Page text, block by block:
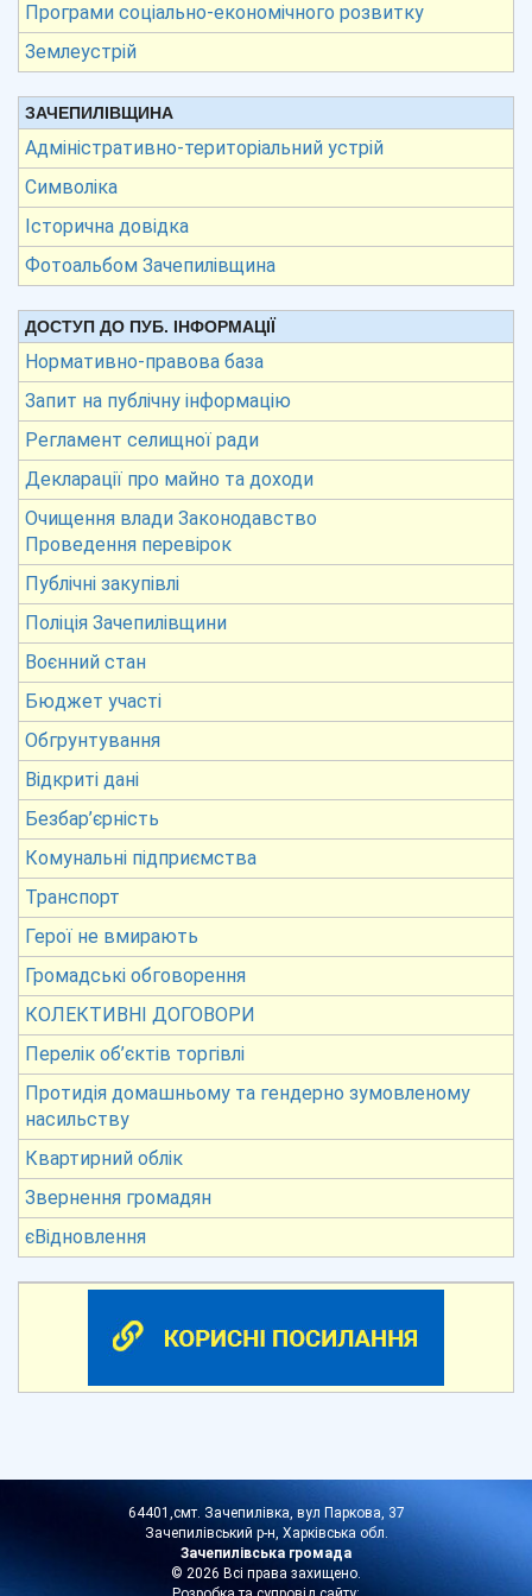
Програми соціально-економічного розвитку
Землеустрій
ЗАЧЕПИЛІВЩИНА
Адміністративно-територіальний устрій
Символіка
Історична довідка
Фотоальбом Зачепилівщина
ДОСТУП ДО ПУБ. ІНФОРМАЦІЇ
Нормативно-правова база
Запит на публічну інформацію
Регламент селищної ради
Декларації про майно та доходи
Очищення влади Законодавство
Проведення перевірок
Публічні закупівлі
Поліція Зачепилівщини
Воєнний стан
Бюджет участі
Обгрунтування
Відкриті дані
Безбар’єрність
Комунальні підприємства
Транспорт
Герої не вмирають
Громадські обговорення
КОЛЕКТИВНІ ДОГОВОРИ
Перелік об’єктів торгівлі
Протидія домашньому та гендерно зумовленому
насильству
Квартирний облік
Звернення громадян
єВідновлення
64401,смт. Зачепилівка, вул Паркова, 37
Зачепилівський р-н, Харківська обл.
Зачепилівська громада
© 2026 Всі права захищено.